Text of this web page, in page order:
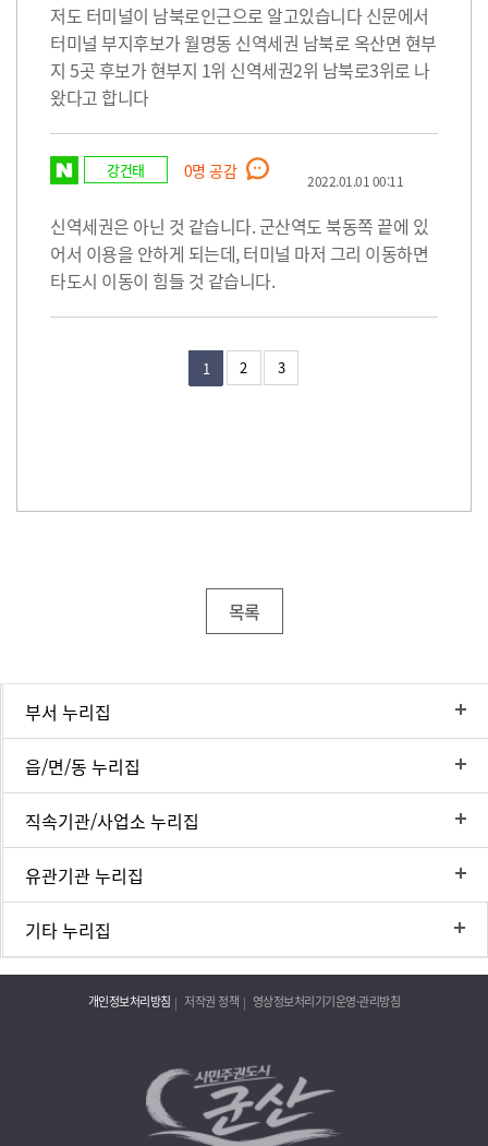
저도 터미널이 남북로인근으로 알고있습니다 신문에서
터미널 부지후보가 월명동 신역세권 남북로 옥산면 현부
지 5곳 후보가 현부지 1위 신역세권2위 남북로3위로 나
왔다고 합니다
강건태 0명 공감 2022.01.01 00:11
신역세권은 아닌 것 같습니다. 군산역도 북동쪽 끝에 있
어서 이용을 안하게 되는데, 터미널 마저 그리 이동하면
타도시 이동이 힘들 것 같습니다.
1 2 3
목록
부서 누리집
읍/면/동 누리집
직속기관/사업소 누리집
유관기관 누리집
기타 누리집
개인정보처리방침 저작권 정책 영상정보처리기기운영·관리방침